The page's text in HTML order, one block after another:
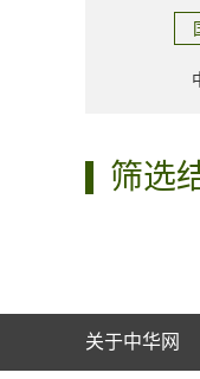
筛选
关于中华网